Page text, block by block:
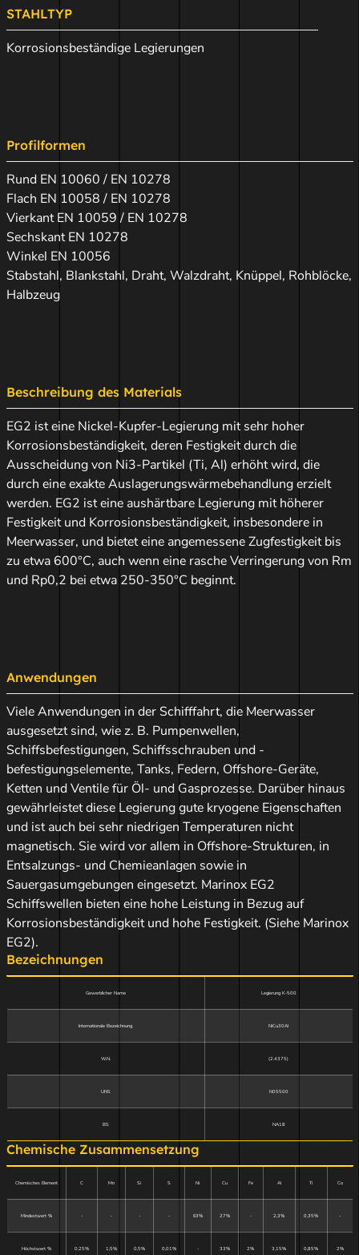
STAHLTYP
Korrosionsbeständige Legierungen
Profilformen
Rund EN 10060 / EN 10278
Flach EN 10058 / EN 10278
Vierkant EN 10059 / EN 10278
Sechskant EN 10278
Winkel EN 10056
Stabstahl, Blankstahl, Draht, Walzdraht, Knüppel, Rohblöcke,
Halbzeug
Beschreibung des Materials
EG2 ist eine Nickel-Kupfer-Legierung mit sehr hoher
Korrosionsbeständigkeit, deren Festigkeit durch die
Ausscheidung von Ni3-Partikel (Ti, Al) erhöht wird, die
durch eine exakte Auslagerungswärmebehandlung erzielt
werden. EG2 ist eine aushärtbare Legierung mit höherer
Festigkeit und Korrosionsbeständigkeit, insbesondere in
Meerwasser, und bietet eine angemessene Zugfestigkeit bis
zu etwa 600°C, auch wenn eine rasche Verringerung von Rm
und Rp0,2 bei etwa 250-350°C beginnt.
Anwendungen
Viele Anwendungen in der Schifffahrt, die Meerwasser
ausgesetzt sind, wie z. B. Pumpenwellen,
Schiffsbefestigungen, Schiffsschrauben und -
befestigungselemente, Tanks, Federn, Offshore-Geräte,
Ketten und Ventile für Öl- und Gasprozesse. Darüber hinaus
gewährleistet diese Legierung gute kryogene Eigenschaften
und ist auch bei sehr niedrigen Temperaturen nicht
magnetisch. Sie wird vor allem in Offshore-Strukturen, in
Entsalzungs- und Chemieanlagen sowie in
Sauergasumgebungen eingesetzt. Marinox EG2
Schiffswellen bieten eine hohe Leistung in Bezug auf
Korrosionsbeständigkeit und hohe Festigkeit. (Siehe Marinox
EG2).
Bezeichnungen
Gewerblicher Name Legierung K-500
Internationale Bezeichnung NiCu30Al
W.N. (2.4375)
UNS N05500
BS NA18
Chemische Zusammensetzung
Chemisches Element C Mn Si S Ni Cu Fe Al Ti Co
Mindestwert % - - - - 63% 27% - 2,3% 0,35% -
Höchstwert % 0,25% 1,5% 0,5% 0,01% - 33% 2% 3,15% 0,85% 2%